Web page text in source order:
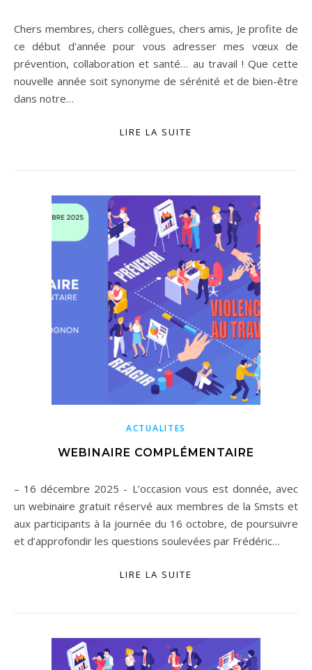
Chers membres, chers collègues, chers amis, Je profite de
ce début d’année pour vous adresser mes vœux de
prévention, collaboration et santé… au travail ! Que cette
nouvelle année soit synonyme de sérénité et de bien-être
dans notre…
LIRE LA SUITE
ACTUALITES
WEBINAIRE COMPLÉMENTAIRE
– 16 décembre 2025 -​ L’occasion vous est donnée, avec
un webinaire gratuit réservé aux membres de la Smsts et
aux participants à la journée du 16 octobre, de poursuivre
et d’approfondir les questions soulevées par Frédéric…
LIRE LA SUITE